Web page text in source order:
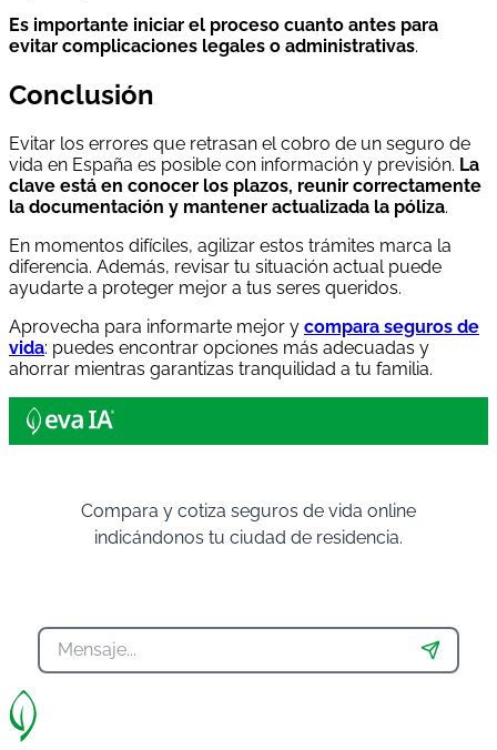
Es importante iniciar el proceso cuanto antes para
evitar complicaciones legales o administrativas.
Conclusión
Evitar los errores que retrasan el cobro de un seguro de
vida en España es posible con información y previsión. La
clave está en conocer los plazos, reunir correctamente
la documentación y mantener actualizada la póliza.
En momentos difíciles, agilizar estos trámites marca la
diferencia. Además, revisar tu situación actual puede
ayudarte a proteger mejor a tus seres queridos.
Aprovecha para informarte mejor y compara seguros de
vida: puedes encontrar opciones más adecuadas y
ahorrar mientras garantizas tranquilidad a tu familia.
Compara y cotiza seguros de vida online
indicándonos tu ciudad de residencia.